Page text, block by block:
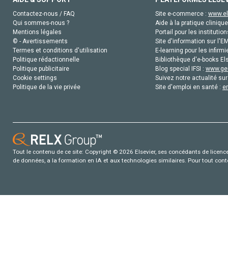
Contactez-nous / FAQ
Qui sommes-nous ?
Mentions légales
© - Avertissements
Termes et conditions d'utilisation
Politique rédactionnelle
Politique publicitaire
Cookie settings
Politique de la vie privée
Site e-commerce :
Aide à la pratique
Portail pour les
Site d'information sur
E-learning pour les
Bibliothèque d'e-books
Blog special IFSI :
Suivez notre actualité
Site d'emploi en santé :
Tout le contenu de ce site: Copyright © 2026 Elsevier, ses concédants de
de données, a la formation en IA et aux technologies similaires. Pour tout